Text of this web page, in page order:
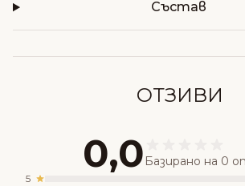
Състав
ОТЗИВИ
0,0 Базирано на 0
5